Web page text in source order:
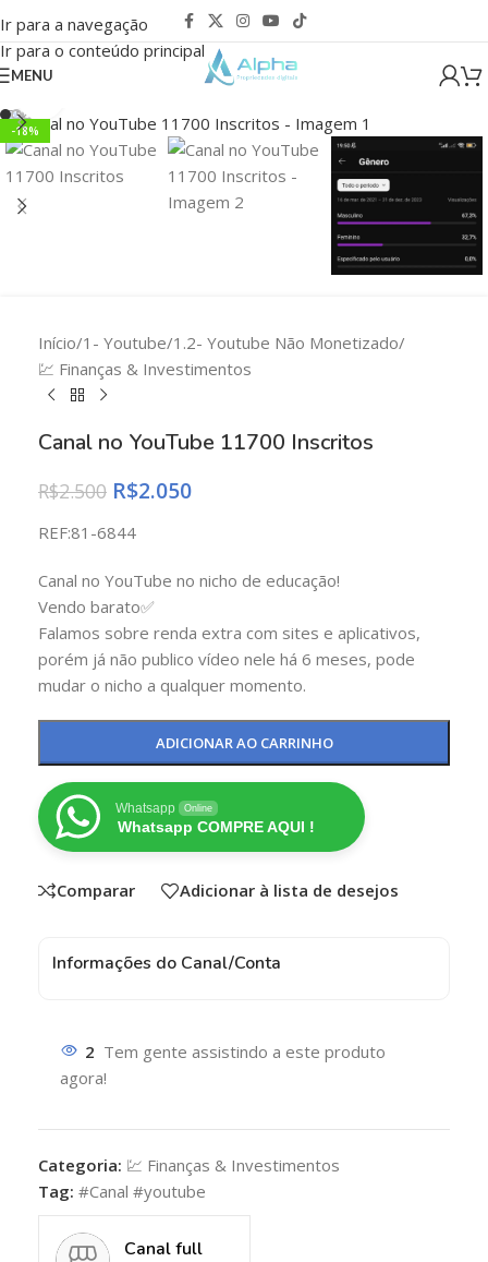
Ir para a navegação
Ir para o conteúdo principal
MENU
-18%
Início/1- Youtube/1.2- Youtube Não Monetizado/
💹 Finanças & Investimentos
Canal no YouTube 11700 Inscritos
R$2.500 R$2.050
REF:81-6844
Canal no YouTube no nicho de educação!
Vendo barato✅
Falamos sobre renda extra com sites e aplicativos,
porém já não publico vídeo nele há 6 meses, pode
mudar o nicho a qualquer momento.
ADICIONAR AO CARRINHO
Whatsapp Online
Whatsapp COMPRE AQUI !
Comparar Adicionar à lista de desejos
Informações do Canal/Conta
2 Tem gente assistindo a este produto
agora!
Categoria: 💹 Finanças & Investimentos
Tag: #Canal #youtube
Canal full